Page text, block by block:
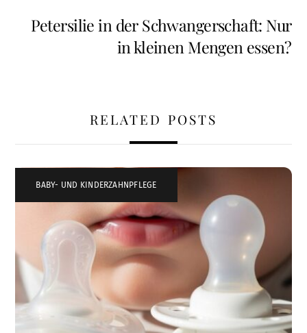
Petersilie in der Schwangerschaft: Nur
in kleinen Mengen essen?
RELATED POSTS
BABY- UND KINDERZAHNPFLEGE